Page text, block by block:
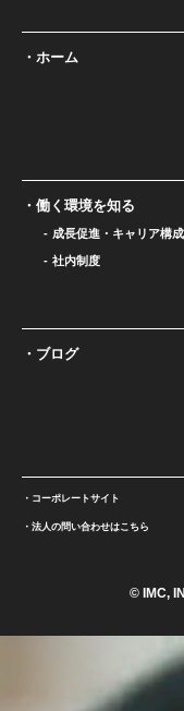
ホーム
働く環境を知る
成長促進・キャリア構成
社内制度
ブログ
コーポレートサイト
法人の問い合わせはこちら
© IMC,